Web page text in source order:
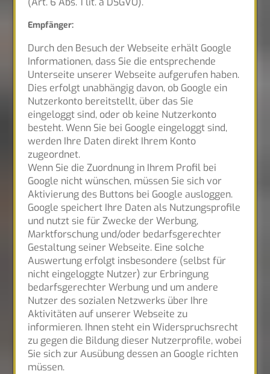
Empfänger:
Durch den Besuch der Webseite erhält Google
Informationen, dass Sie die entsprechende
Unterseite unserer Webseite aufgerufen haben.
Dies erfolgt unabhängig davon, ob Google ein
Nutzerkonto bereitstellt, über das Sie
eingeloggt sind, oder ob keine Nutzerkonto
besteht. Wenn Sie bei Google eingeloggt sind,
werden Ihre Daten direkt Ihrem Konto
zugeordnet.
Wenn Sie die Zuordnung in Ihrem Profil bei
Google nicht wünschen, müssen Sie sich vor
Aktivierung des Buttons bei Google ausloggen.
Google speichert Ihre Daten als Nutzungsprofile
und nutzt sie für Zwecke der Werbung,
Marktforschung und/oder bedarfsgerechter
Gestaltung seiner Webseite. Eine solche
Auswertung erfolgt insbesondere (selbst für
nicht eingeloggte Nutzer) zur Erbringung
bedarfsgerechter Werbung und um andere
Nutzer des sozialen Netzwerks über Ihre
Aktivitäten auf unserer Webseite zu
informieren. Ihnen steht ein Widerspruchsrecht
zu gegen die Bildung dieser Nutzerprofile, wobei
Sie sich zur Ausübung dessen an Google richten
müssen.